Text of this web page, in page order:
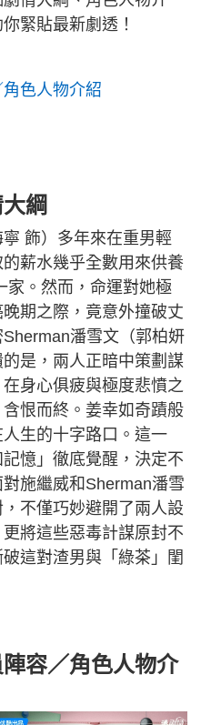
緊貼最新劇透！
角色人物介紹
綱
飾）多年來在重男輕
薪水幾乎全數用來供養
家。然而，命運對她極
期之際，竟意外撞破丈
潘雪文（郭柏妍
是，兩人正暗中策劃謀
身心俱疲與極度悲憤之
含恨而終。姜幸如奇蹟般
生的十字路口。這一
憶」徹底覺醒，決定不
施繼威和Sherman潘雪
不僅巧妙避開了兩人設
將這些惡毒計謀原封不
這對渣男與「綠茶」閨
陣容／角色人物介